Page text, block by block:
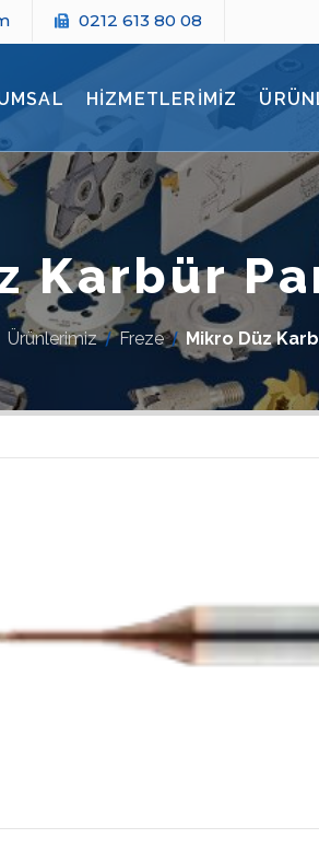
0212 613 80 08
HİZMETLERİMİZ
Karbür
Ürünlerimiz Freze Mikro Düz